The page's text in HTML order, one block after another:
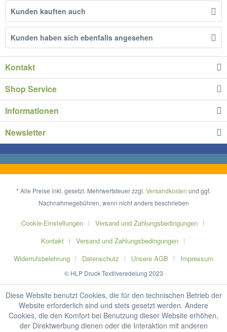
Kunden kauften auch
Kunden haben sich ebenfalls angesehen
Kontakt
Shop Service
Informationen
Newsletter
* Alle Preise inkl. gesetzl. Mehrwertsteuer zzgl. Versandkosten und ggf.
Nachnahmegebühren, wenn nicht anders beschrieben
Cookie-Einstellungen
Versand und Zahlungsbedingungen
Kontakt
Versand und Zahlungsbedingungen
Widerrufsbelehrung
Datenschutz Unsere AGB Impressum
© HLP Druck Textilveredelung 2023
Diese Website benutzt Cookies, die für den technischen Betrieb der
Website erforderlich sind und stets gesetzt werden. Andere
Cookies, die den Komfort bei Benutzung dieser Website erhöhen,
der Direktwerbung dienen oder die Interaktion mit anderen